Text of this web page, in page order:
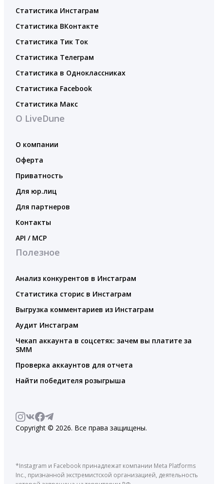
Статистика Инстаграм
Статистика ВКонтакте
Статистика Тик Ток
Статистика Телеграм
Статистика в Одноклассниках
Статистика Facebook
Статистика Макс
О LiveDune
О компании
Оферта
Приватность
Для юр.лиц
Для партнеров
Контакты
API / MCP
Полезное
Анализ конкурентов в Инстаграм
Статистика сторис в Инстаграм
Выгрузка комментариев из Инстаграм
Аудит Инстаграм
Чекап аккаунта в соцсетях: зачем вы платите за
SMM
Проверка аккаунтов для отчета
Найти победителя розыгрыша
Copyright © 2026. Все права защищены.
*Instagram и Facebook принадлежат компании Meta Platforms
Inc., признанной экстремистской организацией, деятельность